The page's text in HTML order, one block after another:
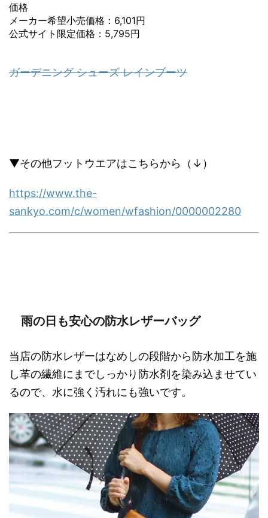
価格
メーカー希望小売価格：6,101円
公式サイト限定価格：5,795円
ガーデニング シューズ レインブーツ
▼その他フットウエアはこちらから（↓）
https://www.the-
sankyo.com/c/women/wfashion/0000002280
雨の日も安心の防水レザーバッグ
当店の防水レザーはなめしの段階から防水加工を施
し革の繊維にまでしっかり防水剤を染み込ませてい
るので、水に強く汚れにも強いです。